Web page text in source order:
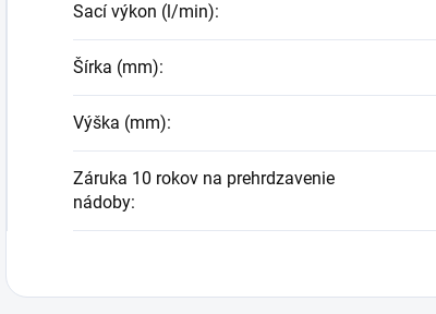
Sací výkon (l/min):
Šírka (mm):
Výška (mm):
Záruka 10 rokov na prehrdzavenie
nádoby: